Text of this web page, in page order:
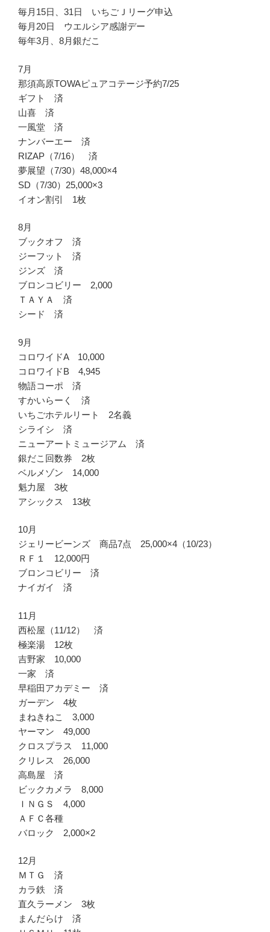
毎月15日、31日 いちごＪリーグ申込
毎月20日 ウエルシア感謝デー
毎年3月、8月銀だこ
7月
那須高原TOWAピュアコテージ予約7/25
ギフト 済
山喜 済
一風堂 済
ナンバーエー 済
RIZAP（7/16） 済
夢展望（7/30）48,000×4
SD（7/30）25,000×3
イオン割引 1枚
8月
ブックオフ 済
ジーフット 済
ジンズ 済
ブロンコビリー 2,000
ＴＡＹＡ 済
シード 済
9月
コロワイドA 10,000
コロワイドB 4,945
物語コーポ 済
すかいらーく 済
いちごホテルリート 2名義
シライシ 済
ニューアートミュージアム 済
銀だこ回数券 2枚
ベルメゾン 14,000
魁力屋 3枚
アシックス 13枚
10月
ジェリービーンズ 商品7点 25,000×4（10/23）
ＲＦ１ 12,000円
ブロンコビリー 済
ナイガイ 済
11月
西松屋（11/12） 済
極楽湯 12枚
吉野家 10,000
一家 済
早稲田アカデミー 済
ガーデン 4枚
まねきねこ 3,000
ヤーマン 49,000
クロスプラス 11,000
クリレス 26,000
高島屋 済
ビックカメラ 8,000
ＩＮＧＳ 4,000
ＡＦＣ各種
バロック 2,000×2
12月
ＭＴＧ 済
カラ鉄 済
直久ラーメン 3枚
まんだらけ 済